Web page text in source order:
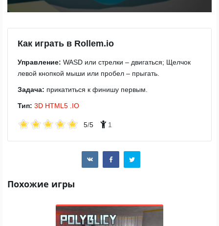
Как играть в Rollem.io
Управление: WASD или стрелки – двигаться; Щелчок
левой кнопкой мыши или пробел – прыгать.
Задача: прикатиться к финишу первым.
Тип: 3D HTML5 .IO
5/5 1
Похожие игры